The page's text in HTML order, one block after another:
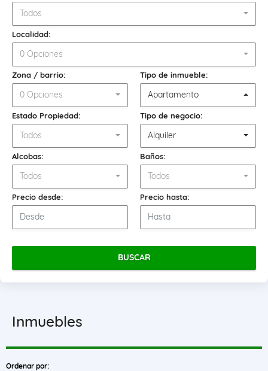
Todos
Localidad:
0 Opciones
Zona / barrio:
0 Opciones
Tipo de inmueble:
Apartamento
Estado Propiedad:
Todos
Tipo de negocio:
Alquiler
Alcobas:
Todos
Baños:
Todos
Precio desde: Precio hasta:
BUSCAR
Inmuebles
Ordenar por: